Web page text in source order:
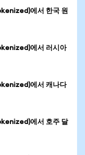
에서 한국 원
에서 러시아
에서 캐나다
에서 호주 달